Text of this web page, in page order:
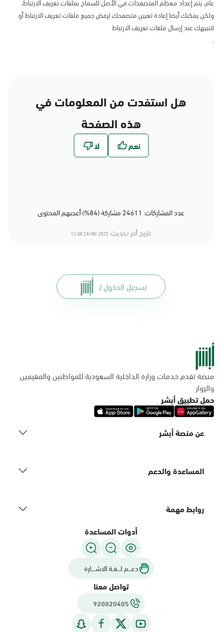
ولكن يمكنك أيضا إعادة تعيين متصفحك لرفض جميع ملفات تعريف الارتباط أو
لتنبيهك عند إرسال ملفات تعريف الارتباط
.
هل استفدت من المعلومات في
هذه الصفحة
عدد المشاركات: 24611 مشاركة (84%) أعجبهم المحتوى
تاريخ أخر تحديث: 28/08/2025 12:08
تسجيل الدخول لـ
منصة تقدم خدمات وزارة الداخلية السعودية للمواطنين والمقيمين
والزوار
حمل تطبيق أبشر
عن منصة أبشر
المساعدة والدعم
روابط مهمة
أدوات المساعدة
دعـــم لـــغـة الاشــــارة
تواصل معنا
920020405